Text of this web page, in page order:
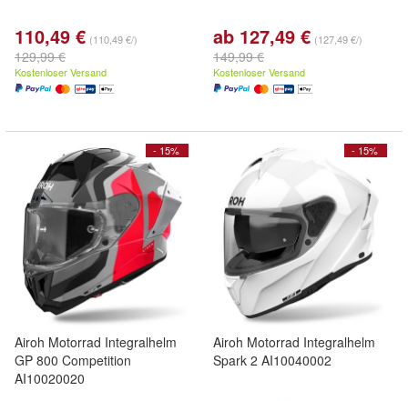
110,49 € (110,49 €/)
129,99 €
Kostenloser Versand
ab 127,49 € (127,49 €/)
149,99 €
Kostenloser Versand
- 15%
Airoh Motorrad Integralhelm
GP 800 Competition
AI10020020
- 15%
Airoh Motorrad Integralhelm
Spark 2 AI10040002